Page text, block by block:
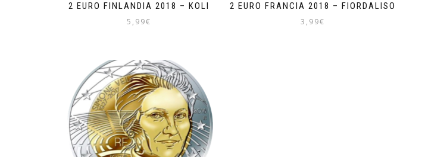
2 EURO FINLANDIA 2018 – KOLI
5,99€
2 EURO FRANCIA 2018 – FIORDALISO
3,99€